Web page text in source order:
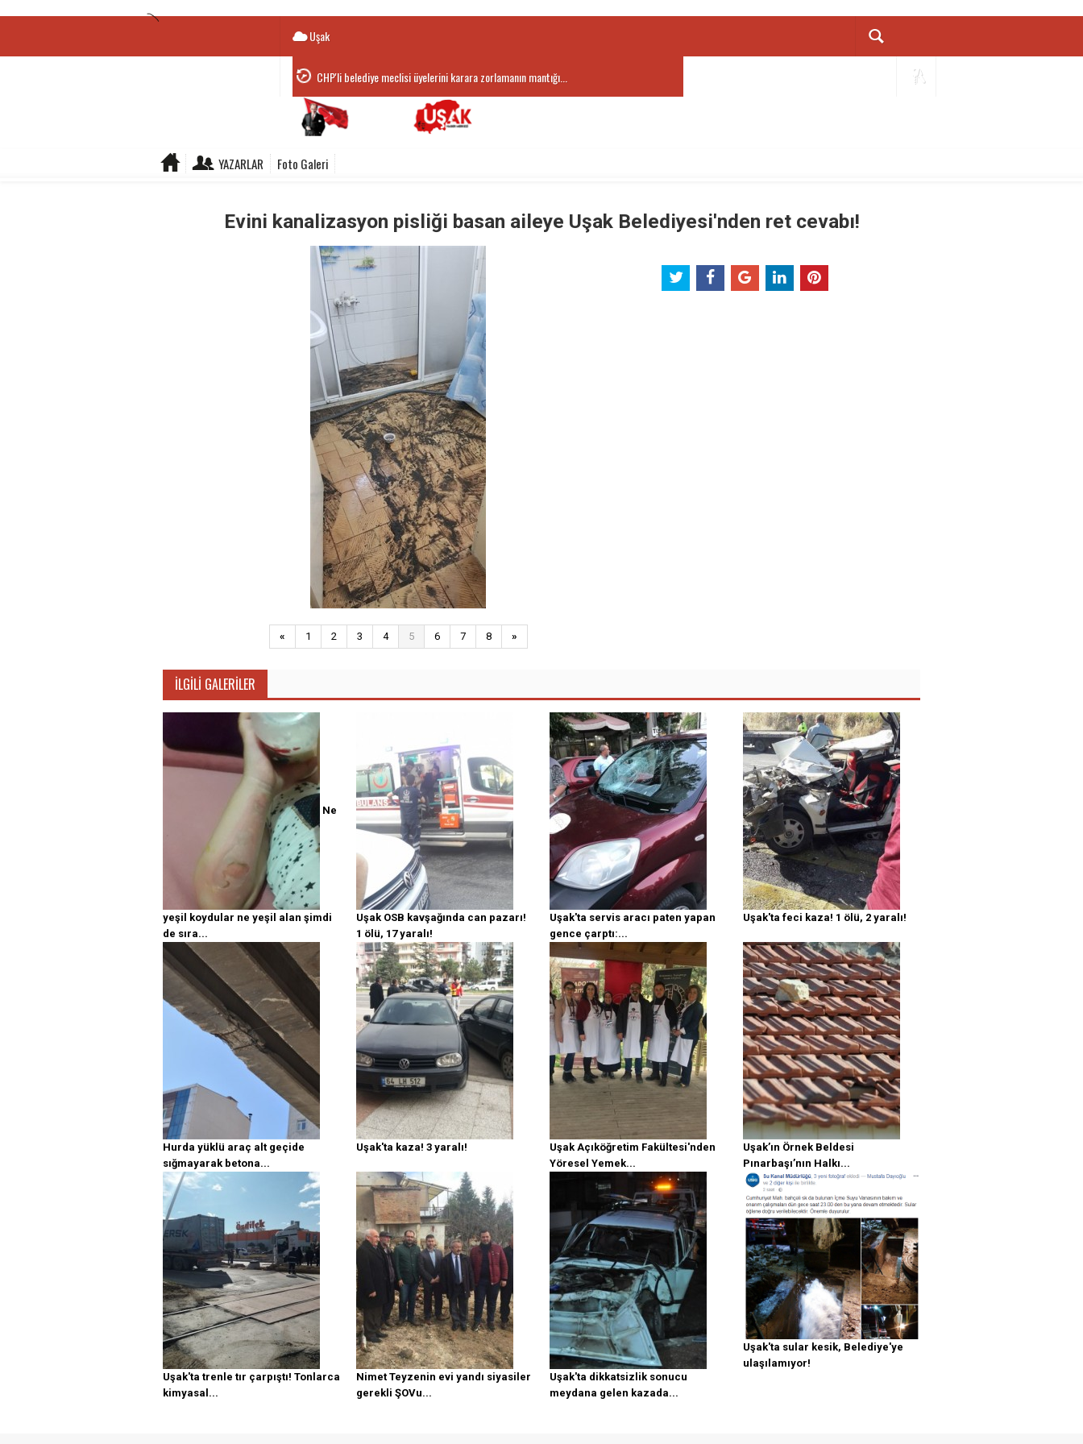
Uşak
CHP'li belediye meclisi üyelerini karara zorlamanın mantığı...
YAZARLAR Foto Galeri
Evini kanalizasyon pisliği basan aileye Uşak Belediyesi'nden ret cevabı!
« 1 2 3 4 5 6 7 8 »
İLGILI GALERILER
Ne
yeşil koydular ne yeşil alan şimdi
de sıra...
Uşak OSB kavşağında can pazarı!
1 ölü, 17 yaralı!
Uşak'ta servis aracı paten yapan
gence çarptı:...
Uşak'ta feci kaza! 1 ölü, 2 yaralı!
Hurda yüklü araç alt geçide
sığmayarak betona...
Uşak'ta kaza! 3 yaralı!
Uşak Açıköğretim Fakültesi'nden
Yöresel Yemek...
Uşak’ın Örnek Beldesi
Pınarbaşı’nın Halkı...
Uşak'ta trenle tır çarpıştı! Tonlarca
kimyasal...
Nimet Teyzenin evi yandı siyasiler
gerekli ŞOVu...
Uşak'ta dikkatsizlik sonucu
meydana gelen kazada...
Uşak'ta sular kesik, Belediye'ye
ulaşılamıyor!